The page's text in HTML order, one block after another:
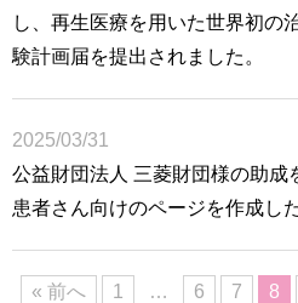
し、再生医療を用いた世界初の
験計画届を提出されました。
2025/03/31
公益財団法人 三菱財団様の助成
患者さん向けのページを作成し
« 前へ 1 … 6 7 8